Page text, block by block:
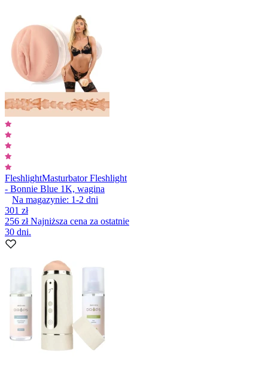
FleshlightMasturbator Fleshlight
- Bonnie Blue 1K, wagina
Na magazynie: 1-2 dni
301 zł
256 złNajniższa cena za ostatnie
30 dni.